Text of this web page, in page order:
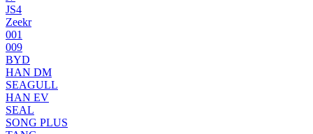
JS4
Zeekr
001
009
BYD
HAN DM
SEAGULL
HAN EV
SEAL
SONG PLUS